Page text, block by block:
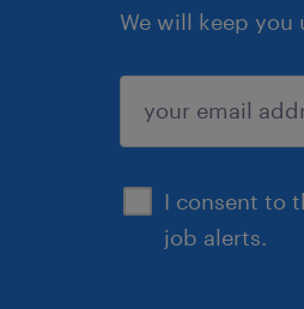
We will keep
I consent to
job alerts.
submit